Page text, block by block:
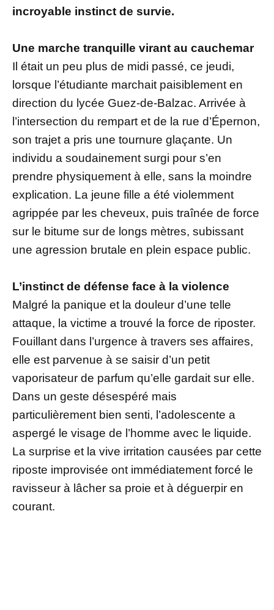
incroyable instinct de survie.
Une marche tranquille virant au cauchemar
Il était un peu plus de midi passé, ce jeudi,
lorsque l’étudiante marchait paisiblement en
direction du lycée Guez-de-Balzac. Arrivée à
l’intersection du rempart et de la rue d’Épernon,
son trajet a pris une tournure glaçante. Un
individu a soudainement surgi pour s’en
prendre physiquement à elle, sans la moindre
explication. La jeune fille a été violemment
agrippée par les cheveux, puis traînée de force
sur le bitume sur de longs mètres, subissant
une agression brutale en plein espace public.
L’instinct de défense face à la violence
Malgré la panique et la douleur d’une telle
attaque, la victime a trouvé la force de riposter.
Fouillant dans l’urgence à travers ses affaires,
elle est parvenue à se saisir d’un petit
vaporisateur de parfum qu’elle gardait sur elle.
Dans un geste désespéré mais
particulièrement bien senti, l’adolescente a
aspergé le visage de l’homme avec le liquide.
La surprise et la vive irritation causées par cette
riposte improvisée ont immédiatement forcé le
ravisseur à lâcher sa proie et à déguerpir en
courant.